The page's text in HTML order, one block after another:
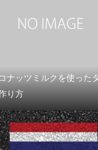
ナッツミルクを使った
り方